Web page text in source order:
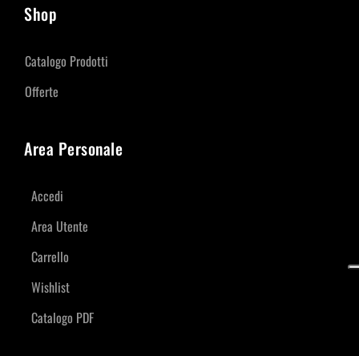
Shop
Catalogo Prodotti
Offerte
Area Personale
Accedi
Area Utente
Carrello
Wishlist
Catalogo PDF